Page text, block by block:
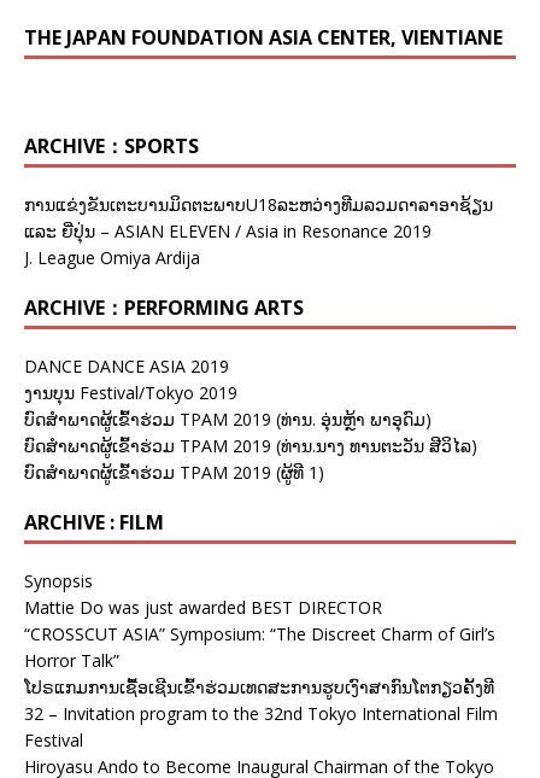
THE JAPAN FOUNDATION ASIA CENTER, VIENTIANE
ARCHIVE：SPORTS
ການແຂ່ງຂັນເຕະບານມິດຕະພາບU18ລະຫວ່າງທີມລວມດາລາອາຊ້ຽນ
ແລະ ຍີ່ປຸ່ນ – ASIAN ELEVEN / Asia in Resonance 2019
J. League Omiya Ardija
ARCHIVE：PERFORMING ARTS
DANCE DANCE ASIA 2019
ງານບຸນ Festival/Tokyo 2019
ບົດສຳພາດຜູ້ເຂົ້າຮ່ວມ TPAM 2019 (ທ່ານ. ອຸ່ນຫຼ້າ ພາອຸດົມ)
ບົດສຳພາດຜູ້ເຂົ້າຮ່ວມ TPAM 2019 (ທ່ານ.ນາງ ທານຕະວັນ ສີວິໄລ)
ບົດສຳພາດຜູ້ເຂົ້າຮ່ວມ TPAM 2019 (ຜູ້ທີ 1)
ARCHIVE : FILM
Synopsis
Mattie Do was just awarded BEST DIRECTOR
“CROSSCUT ASIA” Symposium: “The Discreet Charm of Girl’s
Horror Talk”
ໂປຣແກມການເຊື້ອເຊີນເຂົ້າຮ່ວມເທດສະການຮູບເງົາສາກົນໂຕກຽວຄັ້ງທີ
32 – Invitation program to the 32nd Tokyo International Film
Festival
Hiroyasu Ando to Become Inaugural Chairman of the Tokyo